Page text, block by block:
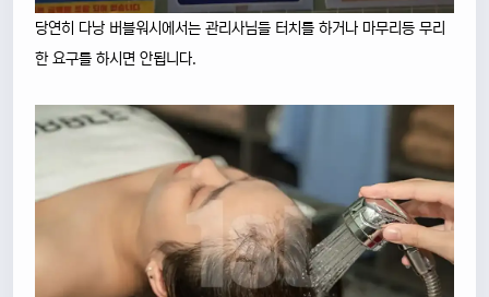
당연히 다낭 버블워시에서는 관리사님들 터치를 하거나 마무리등 무리
한 요구를 하시면 안됩니다.